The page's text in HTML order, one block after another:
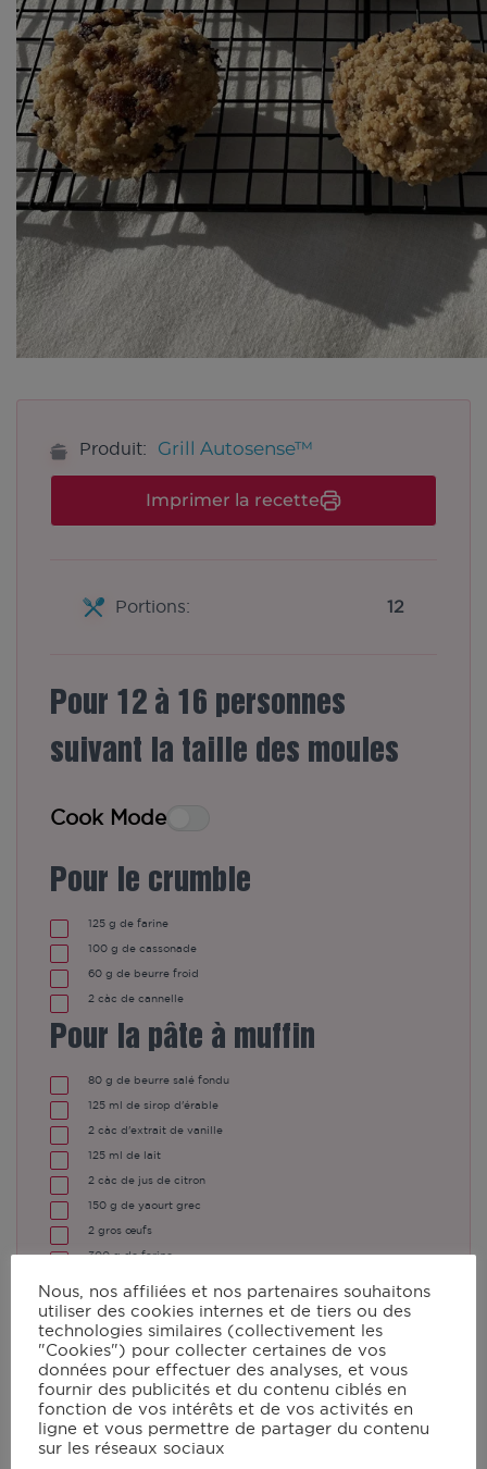
Produit: Grill Autosense™
Imprimer la recette
Portions: 12
Pour 12 à 16 personnes
suivant la taille des moules
Cook Mode
Pour le crumble
125 g de farine
100 g de cassonade
60 g de beurre froid
2 càc de cannelle
Pour la pâte à muffin
80 g de beurre salé fondu
125 ml de sirop d'érable
2 càc d'extrait de vanille
125 ml de lait
2 càc de jus de citron
150 g de yaourt grec
2 gros œufs
300 gde farine
2 càc de bicarbonate alimentaire
1⁄ 2 càcde cannelle
⁄ càc de sel
200 g de myrtilles (fraîches ou congelées)
Nous, nos affiliées et nos partenaires souhaitons
utiliser des cookies internes et de tiers ou des
technologies similaires (collectivement les
"Cookies") pour collecter certaines de vos
données pour effectuer des analyses, et vous
fournir des publicités et du contenu ciblés en
fonction de vos intérêts et de vos activités en
ligne et vous permettre de partager du contenu
sur les réseaux sociaux